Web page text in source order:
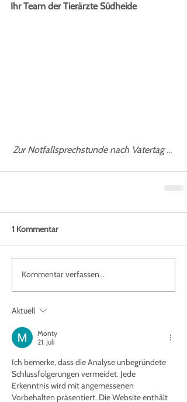
Ihr Team der Tierärzte Südheide
Zur Notfallsprechstunde nach Vatertag ...
1 Kommentar
Kommentar verfassen...
Aktuell
Monty
21. Juli
Ich bemerke, dass die Analyse unbegründete
Schlussfolgerungen vermeidet. Jede
Erkenntnis wird mit angemessenen
Vorbehalten präsentiert. Die Website enthält